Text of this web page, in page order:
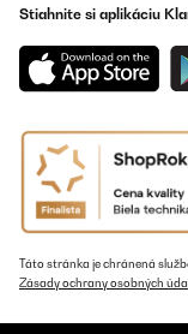
Stiahnite si aplikáciu
Táto stránka je chránená
Zásady ochrany osobných